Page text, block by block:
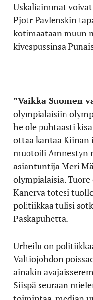
Uskaliaimmat
Pjotr Pavlenskin
kotimaataan muun
kivespussinsa
”Vaikka Suomen
olympialaisiin
he ole puhtaasti
ottaa kantaa Kiinan
muotoili Amnestyn
asiantuntija Meri
olympialaisia.
Kanerva totesi
politiikkaa tulisi
Paskapuhetta.
Urheilu on
Valtiojohdon
ainakin
Siispä seuraan